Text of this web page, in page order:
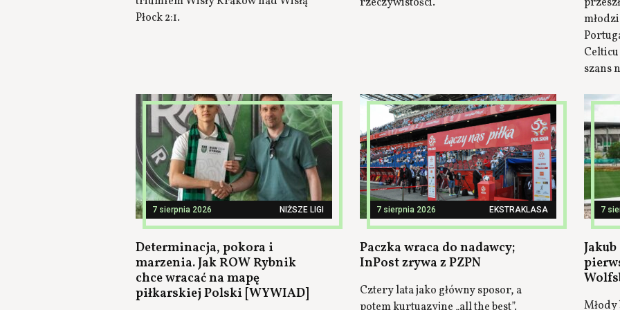
Płock 2:1.
szans
7 sierpnia 2026 NIŻSZE LIGI
Determinacja, pokora i
marzenia. Jak ROW Rybnik
chce wracać na mapę
piłkarskiej Polski [WYWIAD]
7 sierpnia 2026 EKSTRAKLASA
Paczka wraca do nadawcy;
InPost zrywa z PZPN
Cztery lata jako główny sposor, a
7